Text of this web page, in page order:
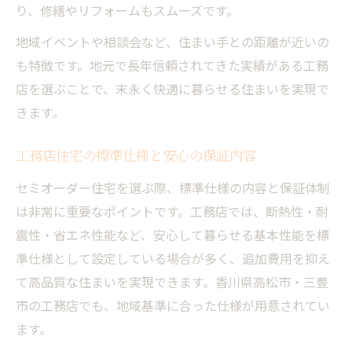
り、修繕やリフォームもスムーズです。
地域イベントや相談会など、住まい手との距離が近いの
も特徴です。地元で長年信頼されてきた実績がある工務
店を選ぶことで、末永く快適に暮らせる住まいを実現で
きます。
工務店住宅の標準仕様と安心の保証内容
セミオーダー住宅を選ぶ際、標準仕様の内容と保証体制
は非常に重要なポイントです。工務店では、断熱性・耐
震性・省エネ性能など、安心して暮らせる基本性能を標
準仕様として設定している場合が多く、追加費用を抑え
て高品質な住まいを実現できます。香川県高松市・三豊
市の工務店でも、地域基準に合った仕様が用意されてい
ます。